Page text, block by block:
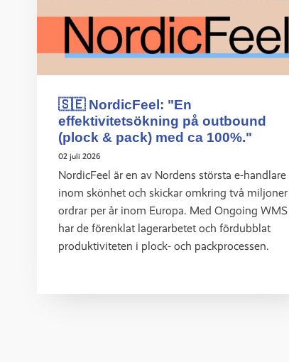
🇸🇪 NordicFeel: "En
effektivitetsökning på outbound
(plock & pack) med ca 100%."
02 juli 2026
NordicFeel är en av Nordens största e-handlare
inom skönhet och skickar omkring två miljoner
ordrar per år inom Europa. Med Ongoing WMS
har de förenklat lagerarbetet och fördubblat
produktiviteten i plock- och packprocessen.